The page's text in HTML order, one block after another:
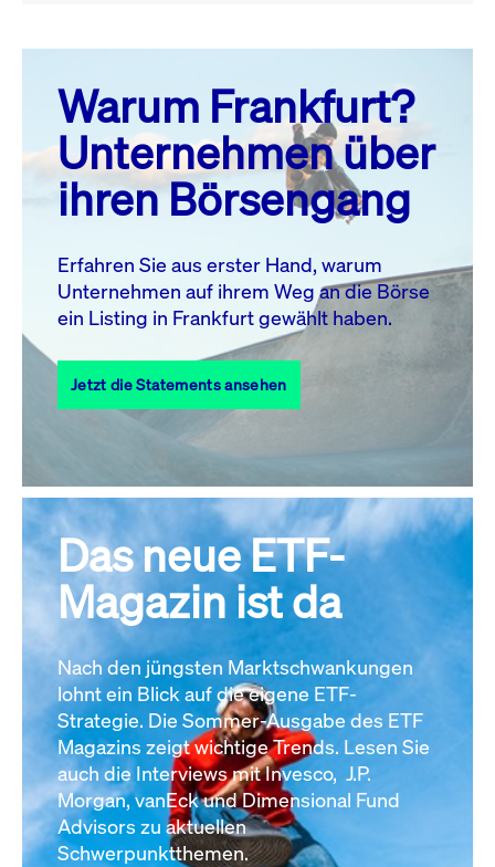
August 26
MO. DI. MI. DO. FR. SA. SO.
1
2
3
4 5 6 7 8
17 18 19 20 21 22
23
27 28
31
Alle Events
Warum Frankfurt?
Unternehmen über
ihren Börsengang
Erfahren Sie aus erster Hand, warum
Unternehmen auf ihrem Weg an die Börse
ein Listing in Frankfurt gewählt haben.
Jetzt die Statements ansehen
Das neue ETF-
Magazin ist da
Nach den jüngsten Marktschwankungen
lohnt ein Blick auf die eigene ETF-
Strategie. Die Sommer-Ausgabe des ETF
Magazins zeigt wichtige Trends. Lesen Sie
auch die Interviews mit Invesco, J.P.
Morgan, vanEck und Dimensional Fund
Advisors zu aktuellen
Schwerpunktthemen.